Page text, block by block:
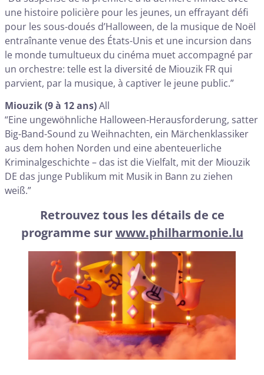
une histoire policière pour les jeunes, un effrayant défi
pour les sous-doués d’Halloween, de la musique de Noël
entraînante venue des États-Unis et une incursion dans
le monde tumultueux du cinéma muet accompagné par
un orchestre: telle est la diversité de Miouzik FR qui
parvient, par la musique, à captiver le jeune public.”
Miouzik (9 à 12 ans)All
“Eine ungewöhnliche Halloween-Herausforderung, satter
Big-Band-Sound zu Weihnachten, ein Märchenklassiker
aus dem hohen Norden und eine abenteuerliche
Kriminalgeschichte – das ist die Vielfalt, mit der Miouzik
DE das junge Publikum mit Musik in Bann zu ziehen
weiß.”
Retrouvez tous les détails de ce
programme surwww.philharmonie.lu